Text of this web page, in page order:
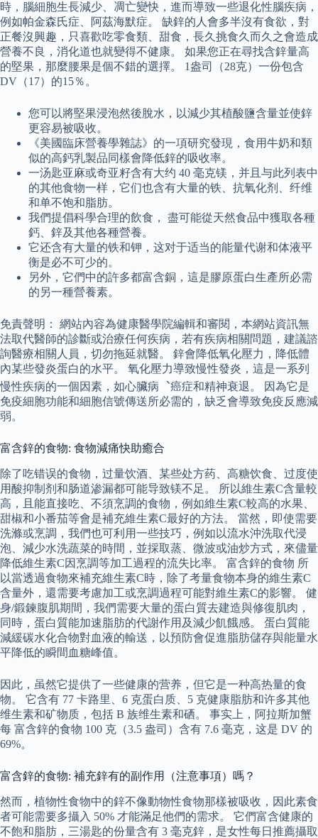
時，腦細胞生長減少、凋亡變快，進而導致一些退化性腦疾病，
例如帕金森氏症、阿茲海默症。 缺鋅的人會多半沒有食欲，對
正餐沒興趣，只喜歡吃零食類、甜食，長久挑食久而久之會造成
營養不良，消化道也就變得不健康。 如果您正在尋找含鋅量高
的堅果，那麼腰果是個不錯的選擇。 1盎司（28克）一份包含
DV（17）的15％。
您可以將堅果浸泡然後脫水，以減少其植酸鹽含量並使鋅
更容易被吸收。
《美國臨床營養學雜誌》的一項研究發現，食用牛奶和類
似的高鈣乳製品同樣會降低鋅的吸收率。
一汤匙亚麻或奇亚籽含有大约 40 毫克镁，并且与此列表中
的其他食物一样，它们也含有大量的铁、抗氧化剂、纤维
和单不饱和脂肪。
我們提倡科學合理的飲食， 盡可能從天然食品中獲取各種
鈣、鋅及其他各種營養。
它还含有大量的铁和钾，这对于适当的能量代谢和体液平
衡是必不可少的。
另外，它們中的許多都富含銅，這是膠原蛋白生產所必需
的另一種營養素。
免責聲明： 網站內容為健康醫學院編輯和審閱，本網站資訊無
法取代醫師的診斷或治療任何疾病，若有疾病相關問題，建議諮
詢醫療相關人員，切勿拖延就醫。 鋅會降低氧化壓力，降低體
內某些發炎蛋白的水平。 氧化壓力導致慢性發炎，這是一系列
慢性疾病的一個因素，如心臟病︑癌症和精神衰退。 因為它是
免疫細胞功能和細胞信號傳送所必需的，缺乏會導致免疫反應減
弱。
富含鋅的食物: 食物減痛快助癒合
除了吃错误的食物，过量饮酒、某些处方药、高糖饮食、过度使
用酸抑制剂和肠道渗漏都可能导致镁不足。 所以維生素C含量較
高，且能直接吃、不須烹調的食物，例如維生素C較高的水果、
甜椒和小番茄等會是補充維生素C最好的方法。 當然，即使需要
洗滌或烹調，我們也可利用一些技巧，例如以流水沖洗取代浸
泡、減少水洗蔬菜的時間，並採取蒸、微波或油炒方式，來儘量
降低維生素C因烹調等加工過程的流失比率。 富含鋅的食物 所
以當透過食物來補充維生素C時，除了考量食物本身的維生素C
含量外，還需要考慮加工或烹調過程可能對維生素C的影響。 健
身/鍛鍊腹肌期間，我們需要大量的蛋白質去建造與修復肌肉，
同時，蛋白質能加速脂肪的代謝作用及減少飢餓感。 蛋白質能
減緩碳水化合物對血液的輸送，以預防會促進脂肪儲存與能量水
平降低的瞬間血糖峰值。
因此，虽然它提供了一些健康的营养，但它是一种高热量的食
物。 它含有 77 卡路里、6 克蛋白质、5 克健康脂肪和许多其他
维生素和矿物质，包括 B 族维生素和硒。 事实上，阿拉斯加蟹
每 富含鋅的食物 100 克（3.5 盎司）含有 7.6 毫克，这是 DV 的
69%。
富含鋅的食物: 補充鋅有的副作用（注意事項）嗎？
然而，植物性食物中的鋅不像動物性食物那樣被吸收，因此素食
者可能需要多攝入 50% 才能滿足他們的需求。 它們富含健康的
不飽和脂肪，三湯匙的份量含有 3 毫克鋅，是女性每日推薦攝取